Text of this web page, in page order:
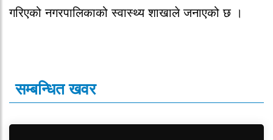
गरिएको नगरपालिकाको स्वास्थ्य शाखाले जनाएको छ ।
सम्बन्धित खवर